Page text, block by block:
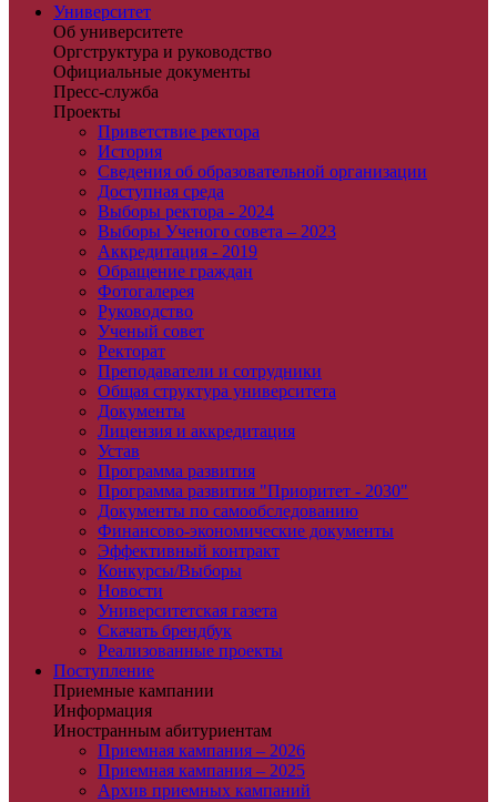
Университет
Об университете
Оргструктура и руководство
Официальные документы
Пресс-служба
Проекты
Приветствие ректора
История
Сведения об образовательной организации
Доступная среда
Выборы ректора - 2024
Выборы Ученого совета – 2023
Аккредитация - 2019
Обращение граждан
Фотогалерея
Руководство
Ученый совет
Ректорат
Преподаватели и сотрудники
Общая структура университета
Документы
Лицензия и аккредитация
Устав
Программа развития
Программа развития "Приоритет - 2030"
Документы по самообследованию
Финансово-экономические документы
Эффективный контракт
Конкурсы/Выборы
Новости
Университетская газета
Скачать брендбук
Реализованные проекты
Поступление
Приемные кампании
Информация
Иностранным абитуриентам
Приемная кампания – 2026
Приемная кампания – 2025
Архив приемных кампаний